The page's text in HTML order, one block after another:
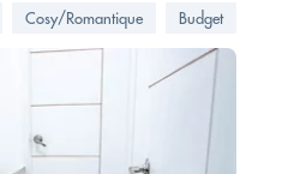
Cosy/Romantique Budget